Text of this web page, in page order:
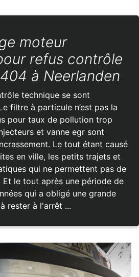
moteur
refus contrôle
à Neerlanden
technique se sont
filtre à particule n’est pas la
pour taux de pollution trop
et vanne egr sont
Le tout étant causé
en ville, les petits trajets et
qui ne permettent pas de
Et le tout après une période de
qui a obligé une grande
rester à l'arrêt ...